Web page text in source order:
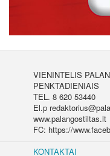
VIENINTELIS
PENKTADIENIAIS
TEL. 8 620 53440
El.p
www.palangostiltas.lt
FC: https://
KONTAKTAI